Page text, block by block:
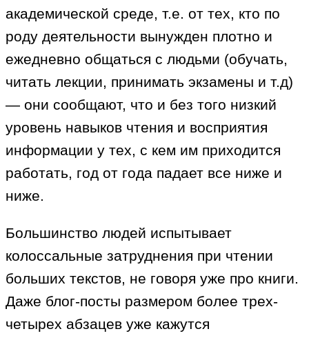
академической среде, т.е. от тех, кто по
роду деятельности вынужден плотно и
ежедневно общаться с людьми (обучать,
читать лекции, принимать экзамены и т.д)
— они сообщают, что и без того низкий
уровень навыков чтения и восприятия
информации у тех, с кем им приходится
работать, год от года падает все ниже и
ниже.
Большинство людей испытывает
колоссальные затруднения при чтении
больших текстов, не говоря уже про книги.
Даже блог-посты размером более трех-
четырех абзацев уже кажутся